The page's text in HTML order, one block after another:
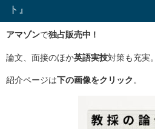
ト』
アマゾンで独占販売中 !
論文、面接のほか英語実技対策も充実。
紹介ページは下の画像をクリック 。